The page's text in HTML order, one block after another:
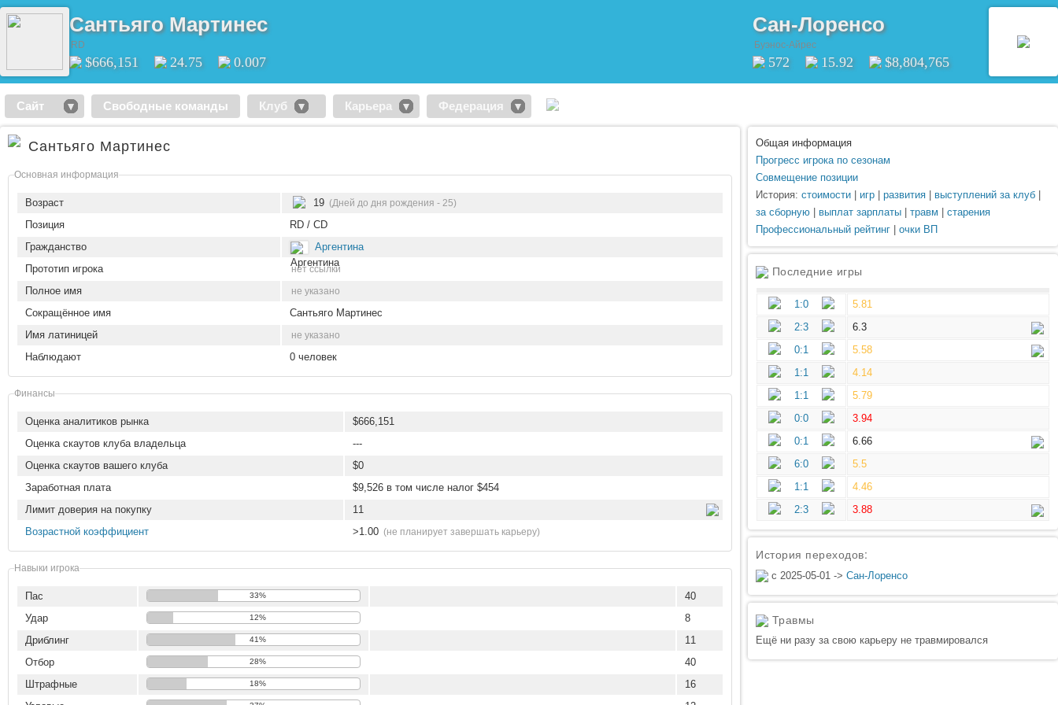
Сантьяго Мартинес
RD
$666,151 24.75 0.007
Сан-Лоренсо
Буэнос-Айрес
572 15.92 $8,804,765
Сайт Свободные команды Клуб Карьера Федерация
Сантьяго Мартинес
Основная информация
Возраст 19 (Дней до дня рождения - 25)
Позиция
RD / CD
Гражданство
Аргентина
Прототип игрока
нет ссылки
Полное имя не указано
Сокращённое имя
Сантьяго Мартинес
Имя латиницей
не указано
Наблюдают 0 человек
Финансы
Оценка аналитиков рынка
$666,151
Оценка скаутов клуба владельца
---
Оценка скаутов вашего клуба
$0
Заработная плата
$9,526 в том числе налог $454
Лимит доверия на покупку
11
Возрастной коэффициент
>1.00 (не планирует завершать карьеру)
Навыки игрока
Пас 33%
40
Удар
12%
8
Дриблинг
41%
11
Отбор
28%
40
Штрафные
18%
16
Общая информация
Прогресс игрока по сезонам
Совмещение позиции
История: стоимости игр развития выступлений за клуб
за сборную
выплат зарплаты травм
старения
Профессиональный рейтинг
очки ВП
Последние игры
1:0
5.81
2:3
6.3
0:1
5.58
1:1
4.14
1:1
5.79
0:0
3.94
0:1
6.66
6:0
5.5
1:1
4.46
2:3
3.88
История переходов:
с 2025-05-01 -> Сан-Лоренсо
Травмы
Ещё ни разу за свою карьеру не травмировался